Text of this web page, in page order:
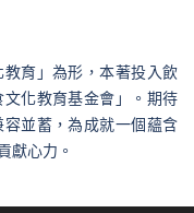
育」為形，本著投入飲
化教育基金會」。期待
並蓄，為成就一個蘊含
獻心力。